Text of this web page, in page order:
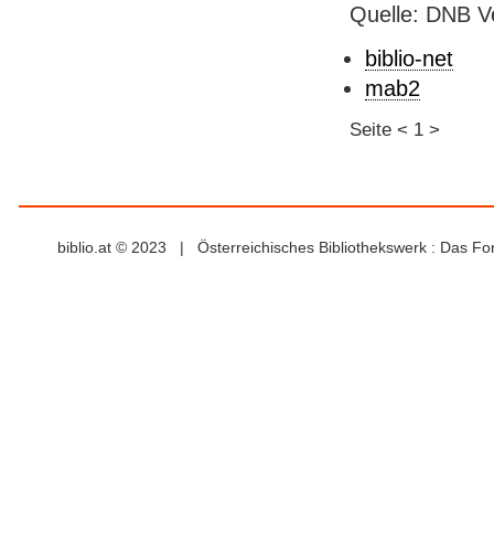
Quelle: DNB
biblio-net
mab2
Seite < 1 >
biblio.at © 2023 | Österreichisches Bibliothekswerk : Das